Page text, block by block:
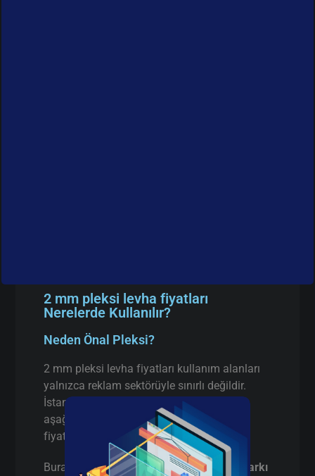
2 mm pleksi levha fiyatları
Nerelerde Kullanılır?
Neden Önal Pleksi?
2 mm pleksi levha fiyatları kullanım alanları
yalnızca reklam sektörüyle sınırlı değildir.
İstanbul’da faaliyet gösteren birçok firma
aşağıdaki alanlarda 2 mm pleksi levha
fiyatları tercih etmektedir:
Burada pazarlama yapmıyorum,gerçek farkı